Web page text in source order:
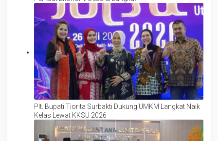
Plt. Bupati Tiorita Surbakti Dukung UMKM Langkat Naik
Kelas Lewat KKSU 2026